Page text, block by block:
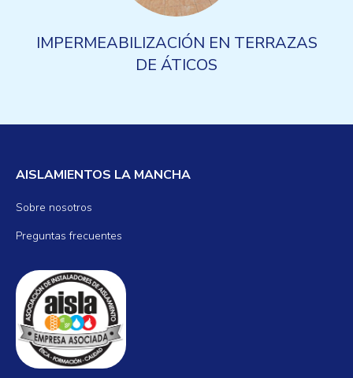
IMPERMEABILIZACIÓN EN TERRAZAS
DE ÁTICOS
AISLAMIENTOS LA MANCHA
Sobre nosotros
Preguntas frecuentes